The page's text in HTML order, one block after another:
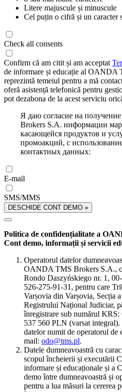
Litere majuscule și minuscule
Cel puțin o cifră și un caracter
Check all consents
Confirm că am citit și am acceptat
de informare și educație al OANDA
reprezintă temeiul pentru a mă
oferă asistență telefonică pentru
pot dezabona de la acest serviciu
Я даю согласие на
Brokers S.A. информации
касающейся продуктов и
промоакций, с
контактных данных:
E-mail
SMS/MMS
DESCHIDE CONT DEMO »
Politica de confidențialitate a
Cont demo, informații și servicii
Operatorul datelor
OANDA TMS Brokers S.A.,
Rondo Daszyńskiego nr. 1,
526-275-91-31, pentru care
Varșovia din Varșovia, Secția
Registrului Național Judiciar,
înregistrare sub numărul
537 560 PLN (varsat
datelor numit de operatorul de
mail: odo@tms.pl.
Datele dumneavoastră cu
scopul încheierii și executării
informare și educaționale și a
demo între dumneavoastră și
pentru a lua măsuri la cererea